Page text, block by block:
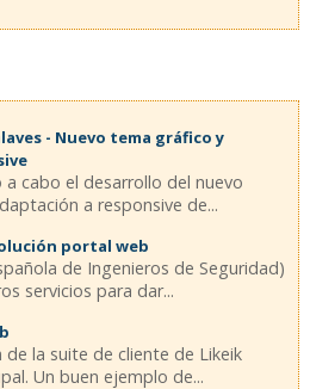
- Nuevo tema gráfico y
a cabo el desarrollo del nuevo
a responsive de...
portal web
de Ingenieros de Seguridad)
servicios para dar...
de la suite de cliente de Likeik
Un buen ejemplo de...